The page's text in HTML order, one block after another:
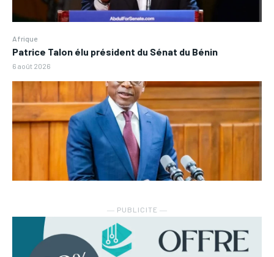
Afrique
Patrice Talon élu président du Sénat du Bénin
6 août 2026
― PUBLICITE ―